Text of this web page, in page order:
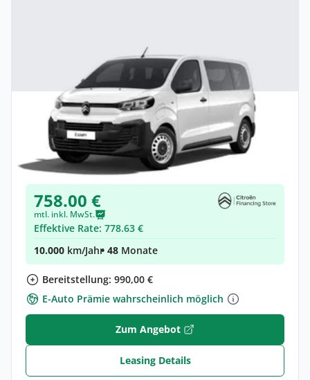
Privat & Gewerbe
Citroën Jumpy Kombi Kombi (Länge M)
Elektro •Automatik •
Neuwagen(konfigurierbar)
758.00 €
mtl. inkl. MwSt.
Effektive Rate: 778.63 €
10.000 km/Jahr• 48 Monate
Bereitstellung: 990,00 €
E-Auto Prämie wahrscheinlich möglich
Zum Angebot
Leasing Details